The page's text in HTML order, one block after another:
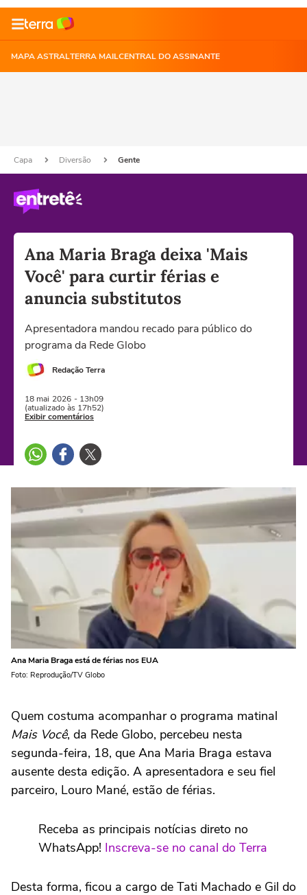
MAPA ASTRALTERRA MAILCENTRAL DO ASSINANTE
Capa Diversão Gente
Ana Maria Braga deixa 'Mais
Você' para curtir férias e
anuncia substitutos
Apresentadora mandou recado para público do
programa da Rede Globo
Redação Terra
18 mai 2026 - 13h09
(atualizado às 17h52)
Exibir comentários
Ana Maria Braga está de férias nos EUA
Foto: Reprodução/TV Globo
Quem costuma acompanhar o programa matinal
Mais Você, da Rede Globo, percebeu nesta
segunda-feira, 18, que Ana Maria Braga estava
ausente desta edição. A apresentadora e seu fiel
parceiro, Louro Mané, estão de férias.
Receba as principais notícias direto no
WhatsApp! Inscreva-se no canal do Terra
Desta forma, ficou a cargo de Tati Machado e Gil do